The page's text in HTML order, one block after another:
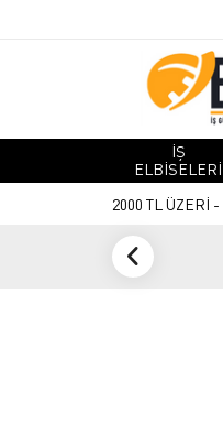
İŞ
ELBİSELERİ
2000 TL ÜZERİ -